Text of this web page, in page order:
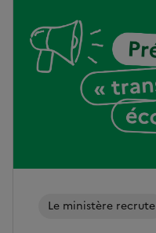
Le ministère recrute